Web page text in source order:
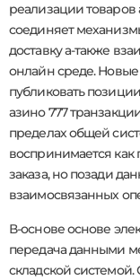
реализации товаров
соединяет
доставку а-также
онлайн среде.
публиковать
азино 777
пределах общей
воспринимается
заказа, но позади
взаимосвязанных
В-основе основе
передача данными
складской